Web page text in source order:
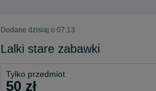
Dodane dzisiaj o 07:13
Lalki stare zabawki
Tylko przedmiot
50 zł